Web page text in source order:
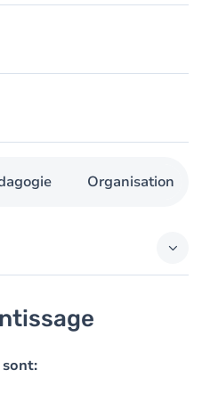
Organisation
sont: